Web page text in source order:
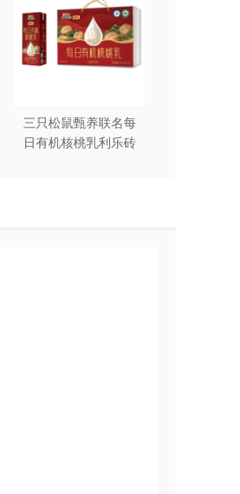
三只松鼠甄养联名每
日有机核桃乳利乐砖